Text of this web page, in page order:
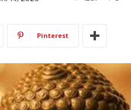
Pinterest